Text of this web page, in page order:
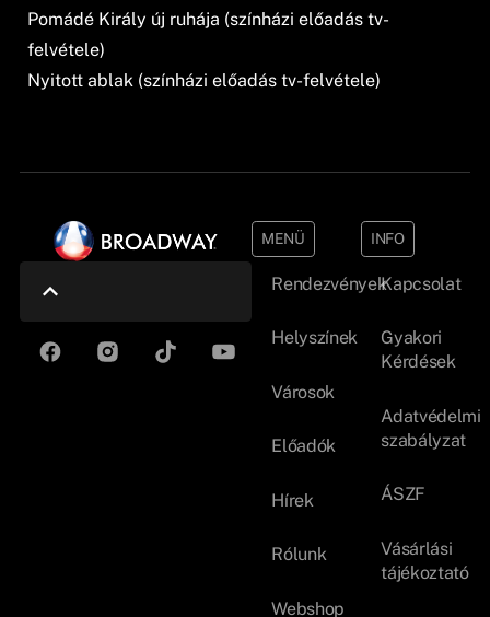
Pomádé Király új ruhája (színházi előadás tv-
felvétele)
Nyitott ablak (színházi előadás tv-felvétele)
MENÜ
Rendezvények
Helyszínek
Városok
Előadók
Hírek
Rólunk
Webshop
INFO
Kapcsolat
Gyakori
Kérdések
Adatvédelmi
szabályzat
ÁSZF
Vásárlási
tájékoztató